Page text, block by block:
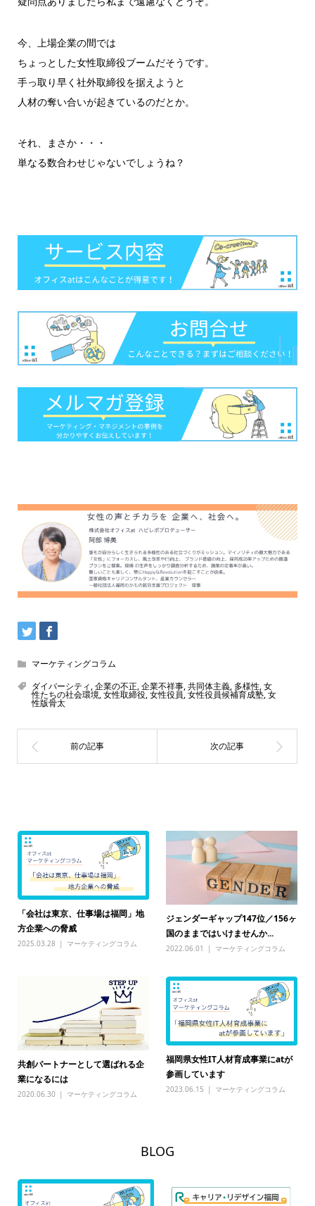
今、上場企業の間では
ちょっとした女性取締役ブームだそうです。
手っ取り早く社外取締役を据えようと
人材の奪い合いが起きているのだとか。
それ、まさか・・・
単なる数合わせじゃないでしょうね？
マーケティングコラム
ダイバーシティ,企業の不正,企業不祥事,共同体主義, 多様性,女
性たちの社会環境,女性取締役,女性役員,女性役員候補育成塾,女
性版骨太
「会社は東京、仕事場は福岡」地
方企業への脅威
2025.03.28 マーケティングコラム
ジェンダーギャップ147位／156ヶ
国のままではいけませんか...
2022.06.01 マーケティングコラム
共創パートナーとして選ばれる企
業になるには
2020.06.30 マーケティングコラム
福岡県女性IT人材育成事業にatが
参画しています
2023.06.15 マーケティングコラム
BLOG